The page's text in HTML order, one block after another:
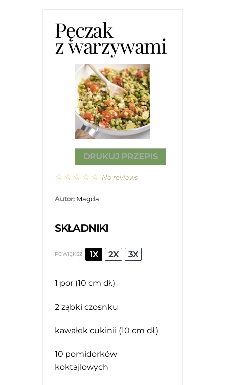
Pęczak
z warzywami
DRUKUJ PRZEPIS
☆
☆
☆
☆
☆ No reviews
Autor: Magda
SKŁADNIKI
POWIĘKSZ 1X 2X 3X
1 por (10 cm dł.)
2 ząbki czosnku
kawałek cukinii (10 cm dł.)
10 pomidorków
koktajlowych